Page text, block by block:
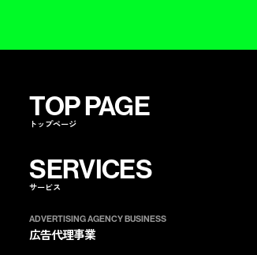
TOP PAGE
トップページ
SERVICES
サービス
ADVERTISING AGENCY BUSINESS
広告代理事業